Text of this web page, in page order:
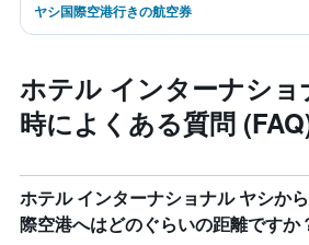
ヤシ国際空港行きの航空券
ホテル インターナシ
時によくある質問
ホテル インターナショナル ヤシか
際空港へはどのぐらいの距離ですか